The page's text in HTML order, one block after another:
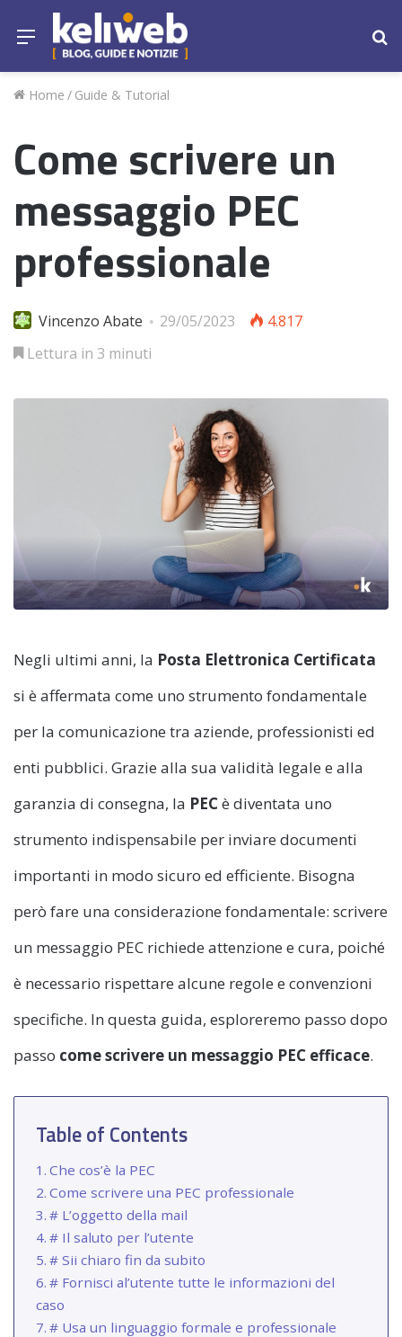
Menu
Home / Guide & Tutorial
Come scrivere un
messaggio PEC
professionale
Vincenzo Abate 29/05/2023
4.817
Lettura in 3 minuti
Negli ultimi anni, la Posta Elettronica Certificata
si è affermata come uno strumento fondamentale
per la comunicazione tra aziende, professionisti ed
enti pubblici. Grazie alla sua validità legale e alla
garanzia di consegna, la PECè diventata uno
strumento indispensabile per inviare documenti
importanti in modo sicuro ed efficiente. Bisogna
però fare una considerazione fondamentale: scrivere
un messaggio PEC richiede attenzione e cura, poiché
è necessario rispettare alcune regole e convenzioni
specifiche. In questa guida, esploreremo passo dopo
passo come scrivere un messaggio PEC efficace.
Table of Contents
Che cos’è la PEC
Come scrivere una PEC professionale
# L’oggetto della mail
# Il saluto per l’utente
# Sii chiaro fin da subito
# Fornisci al’utente tutte le informazioni del
caso
# Usa un linguaggio formale e professionale